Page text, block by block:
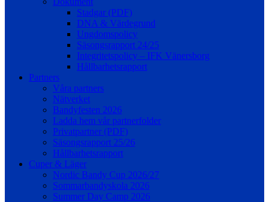
Stadgar (PDF)
DNA & Värdegrund
Ungdomspolicy
Säsongsrapport 24/25
Integritetspolicy – IFK Vänersborg
Hållbarhetsrapport
Partners
Våra partners
Nätverket
Bandyfesten 2026
Ladda hem vår partnerfolder
Privatpartner (PDF)
Säsongsrapport 25/26
Hållbarhetsrapport
Cuper & Läger
Nordic Bandy Cup 2026/27
Sommarbandyskola 2026
Summer Day Camp 2026